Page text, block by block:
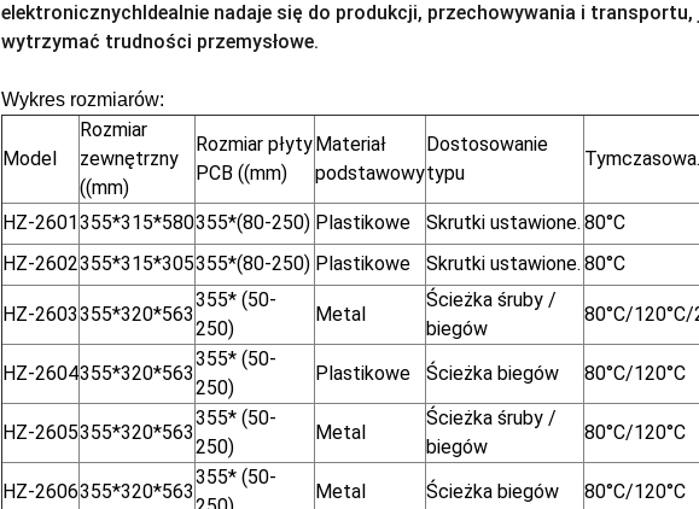
elektronicznychIdealnie nadaje się do produkcji, przechowywania i
wytrzymać trudności przemysłowe.
Wykres rozmiarów:
Model
Rozmiar
zewnętrzny
((mm)
Rozmiar płyty
PCB ((mm)
Materiał
podstawowy
Dostosowanie
typu
Tymczasowa.
HZ-2601355*315*580355*(80-250) Plastikowe Skrutki ustawione. 80°C
HZ-2602355*315*305355*(80-250) Plastikowe Skrutki ustawione. 80°C
HZ-2603355*320*563
355* (50-
250)
Metal
Ścieżka śruby /
biegów
80°C/120°C/
HZ-2604355*320*563
355* (50-
250)
Plastikowe Ścieżka biegów 80°C/120°C
HZ-2605355*320*563
355* (50-
250)
Metal
Ścieżka śruby /
biegów
80°C/120°C
HZ-2606355*320*563
355* (50-
Metal Ścieżka biegów 80°C/120°C